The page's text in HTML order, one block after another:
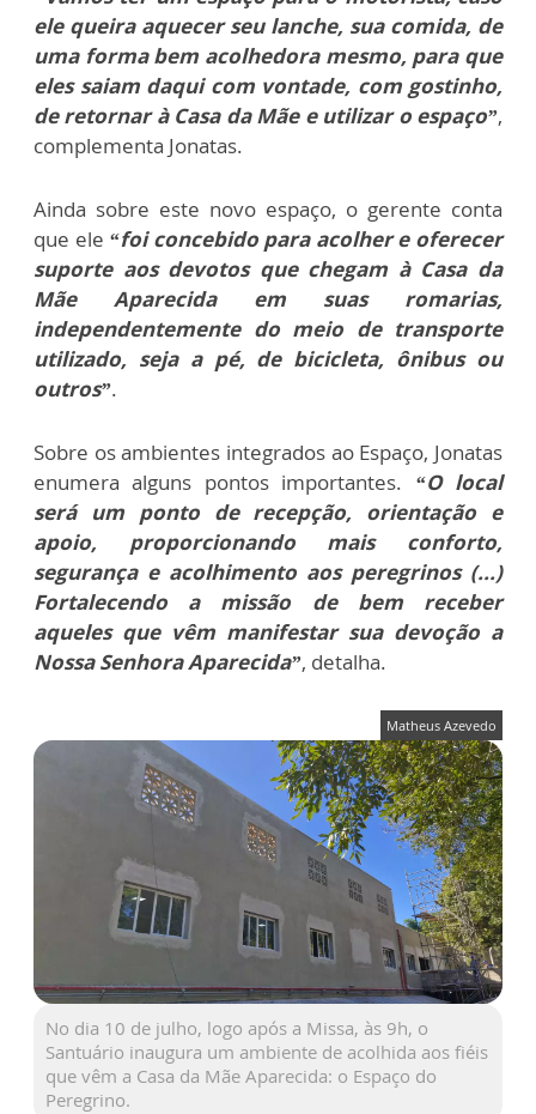
ele queira aquecer seu lanche, sua comida, de
uma forma bem acolhedora mesmo, para que
eles saiam daqui com vontade, com gostinho,
de retornar à Casa da Mãe e utilizar o espaço”,
complementa Jonatas.
Ainda sobre este novo espaço, o gerente conta
que ele “foi concebido para acolher e oferecer
suporte aos devotos que chegam à Casa da
Mãe Aparecida em suas romarias,
independentemente do meio de transporte
utilizado, seja a pé, de bicicleta, ônibus ou
outros”.
Sobre os ambientes integrados ao Espaço, Jonatas
enumera alguns pontos importantes. “O local
será um ponto de recepção, orientação e
apoio, proporcionando mais conforto,
segurança e acolhimento aos peregrinos (...)
Fortalecendo a missão de bem receber
aqueles que vêm manifestar sua devoção a
Nossa Senhora Aparecida”, detalha.
Matheus Azevedo
No dia 10 de julho, logo após a Missa, às 9h, o
Santuário inaugura um ambiente de acolhida aos fiéis
que vêm a Casa da Mãe Aparecida: o Espaço do
Peregrino.